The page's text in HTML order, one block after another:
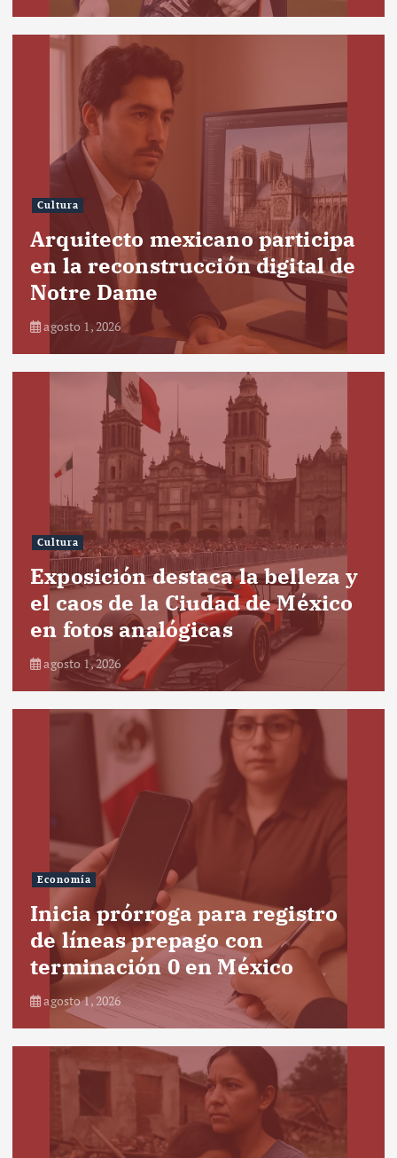
Cultura
Arquitecto mexicano participa
en la reconstrucción digital de
Notre Dame
agosto 1, 2026
Cultura
Exposición destaca la belleza y
el caos de la Ciudad de México
en fotos analógicas
agosto 1, 2026
Economía
Inicia prórroga para registro
de líneas prepago con
terminación 0 en México
agosto 1, 2026